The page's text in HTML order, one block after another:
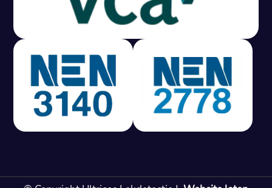
M
Gratis offerte in 24 uur
Geen lekkage? Geen betaling.
Vast tarief van € 395,- exc btw.
Rapport binnen 3 werkdagen.
100% RIsicovrij.
Vaak vergoed door verzekeraar.